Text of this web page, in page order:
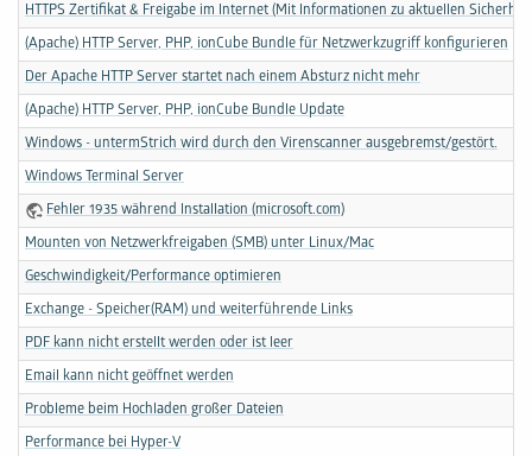
HTTPS Zertifikat & Freigabe im Internet (Mit Informationen zu aktuellen
(Apache) HTTP Server, PHP, ionCube Bundle für Netzwerkzugriff konfigurieren
Der Apache HTTP Server startet nach einem Absturz nicht mehr
(Apache) HTTP Server, PHP, ionCube Bundle Update
Windows - untermStrich wird durch den Virenscanner ausgebremst/gestört.
Windows Terminal Server
Fehler 1935 während Installation (microsoft.com)
Mounten von Netzwerkfreigaben (SMB) unter Linux/Mac
Geschwindigkeit/Performance optimieren
Exchange - Speicher(RAM) und weiterführende Links
PDF kann nicht erstellt werden oder ist leer
Email kann nicht geöffnet werden
Probleme beim Hochladen großer Dateien
Performance bei Hyper-V